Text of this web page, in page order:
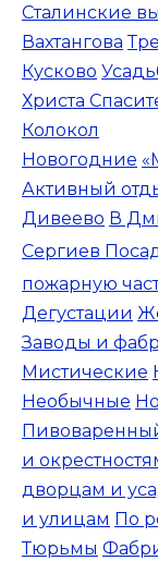
Сталинские
Вахтангова
Кусково
Христа
Колокол
Новогодние
Активный
Дивеево В
Сергиев Посад
пожарную
Дегустации
Заводы и
Мистические
Необычные
и
дворцам и
и улицам По
Тюрьмы